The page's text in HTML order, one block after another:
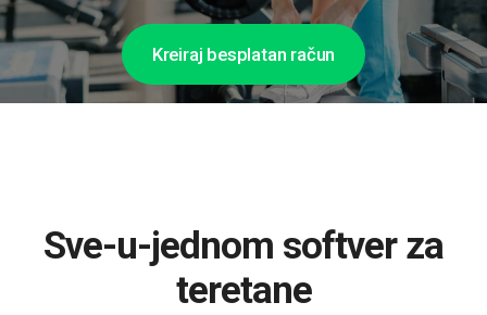
Kreiraj besplatan račun
Sve-u-jednom softver za
teretane